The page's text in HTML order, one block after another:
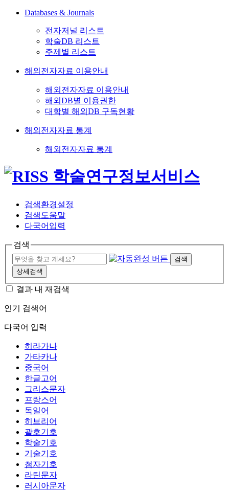
Databases & Journals
전자저널 리스트
학술DB 리스트
주제별 리스트
해외전자자료 이용안내
해외전자자료 이용안내
해외DB별 이용권한
대학별 해외DB 구독현황
해외전자자료 통계
해외전자자료 통계
검색환경설정
검색도움말
다국어입력
검색
검색
상세검색
결과 내 재검색
인기 검색어
다국어 입력
히라가나
가타카나
중국어
한글고어
그리스문자
프랑스어
독일어
히브리어
괄호기호
학술기호
기술기호
첨자기호
라틴문자
러시아문자